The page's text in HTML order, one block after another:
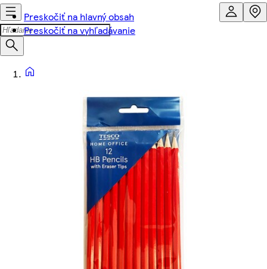
Preskočiť na hlavný obsah
Preskočiť na vyhľadávanie